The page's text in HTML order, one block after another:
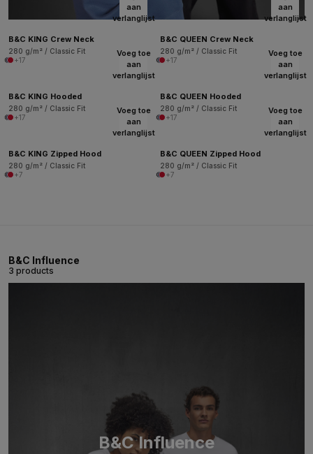
aan
verlanglijst
B&C KING Crew Neck
280 g/m² / Classic Fit
+17
aan
verlanglijst
B&C QUEEN Crew Neck
280 g/m² / Classic Fit
+17
Voeg toe
aan
verlanglijst
B&C KING Hooded
280 g/m² / Classic Fit
+17
Voeg toe
aan
verlanglijst
B&C QUEEN Hooded
280 g/m² / Classic Fit
+17
Voeg toe
aan
verlanglijst
B&C KING Zipped Hood
280 g/m² / Classic Fit
+7
Voeg toe
aan
verlanglijst
B&C QUEEN Zipped Hood
280 g/m² / Classic Fit
+7
B&C Influence
3 products
B&C Influence